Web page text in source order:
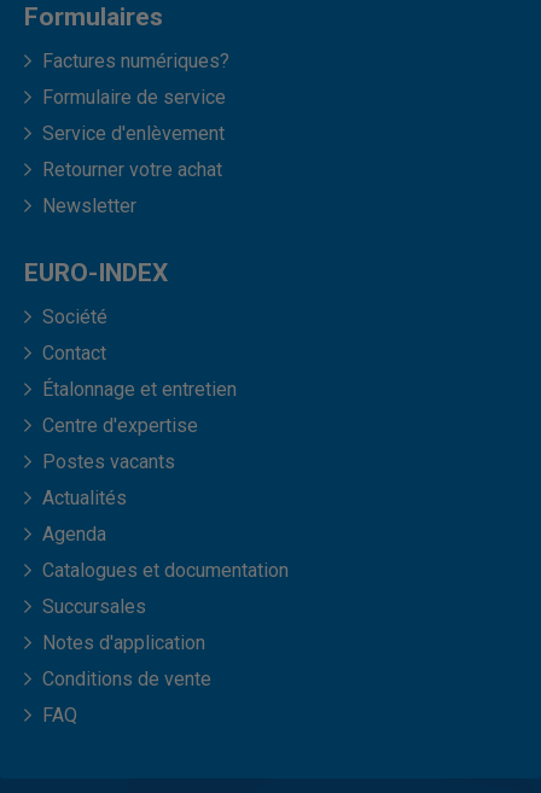
Formulaires
Factures numériques?
Formulaire de service
Service d'enlèvement
Retourner votre achat
Newsletter
EURO-INDEX
Société
Contact
Étalonnage et entretien
Centre d'expertise
Postes vacants
Actualités
Agenda
Catalogues et documentation
Succursales
Notes d'application
Conditions de vente
FAQ